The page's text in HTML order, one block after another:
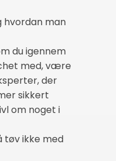
hvordan man
du igennem
med, være
der
sikkert
om noget i
tøv ikke med